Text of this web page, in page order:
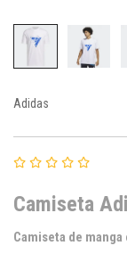
Adidas
Camiseta
Camiseta de